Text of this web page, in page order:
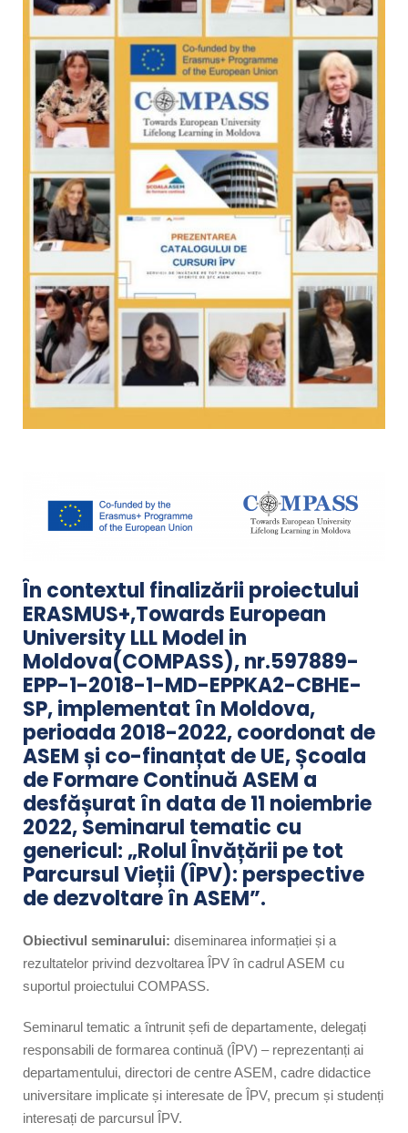
În contextul finalizării proiectului
ERASMUS+,Towards European
University LLL Model in
Moldova(COMPASS), nr.597889-
EPP-1-2018-1-MD-EPPKA2-CBHE-
SP, implementat în Moldova,
perioada 2018-2022, coordonat de
ASEM și co-finanțat de UE, Școala
de Formare Continuă ASEM a
desfășurat în data de 11 noiembrie
2022, Seminarul tematic cu
genericul: „Rolul Învățării pe tot
Parcursul Vieții (ÎPV): perspective
de dezvoltare în ASEM”.
Obiectivul seminarului: diseminarea informației și a
rezultatelor privind dezvoltarea ÎPV în cadrul ASEM cu
suportul proiectului COMPASS.
Seminarul tematic a întrunit șefi de departamente, delegați
responsabili de formarea continuă (ÎPV) – reprezentanți ai
departamentului, directori de centre ASEM, cadre didactice
universitare implicate și interesate de ÎPV, precum și studenți
interesați de parcursul ÎPV.